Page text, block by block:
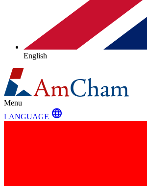
English
Menu
LANGUAGE language